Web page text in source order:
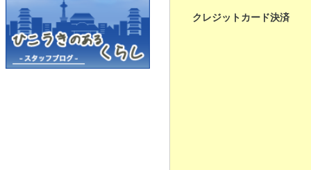
クレジットカード決済